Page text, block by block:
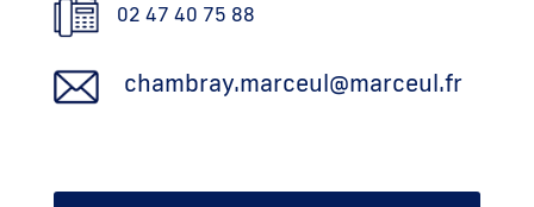
02 47 40 75 88
chambray.marceul@marceul.fr